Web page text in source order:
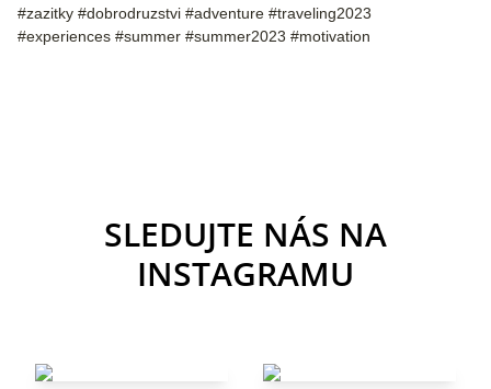
#zazitky #dobrodruzstvi #adventure #traveling2023
#experiences #summer #summer2023 #motivation
SLEDUJTE NÁS NA
INSTAGRAMU